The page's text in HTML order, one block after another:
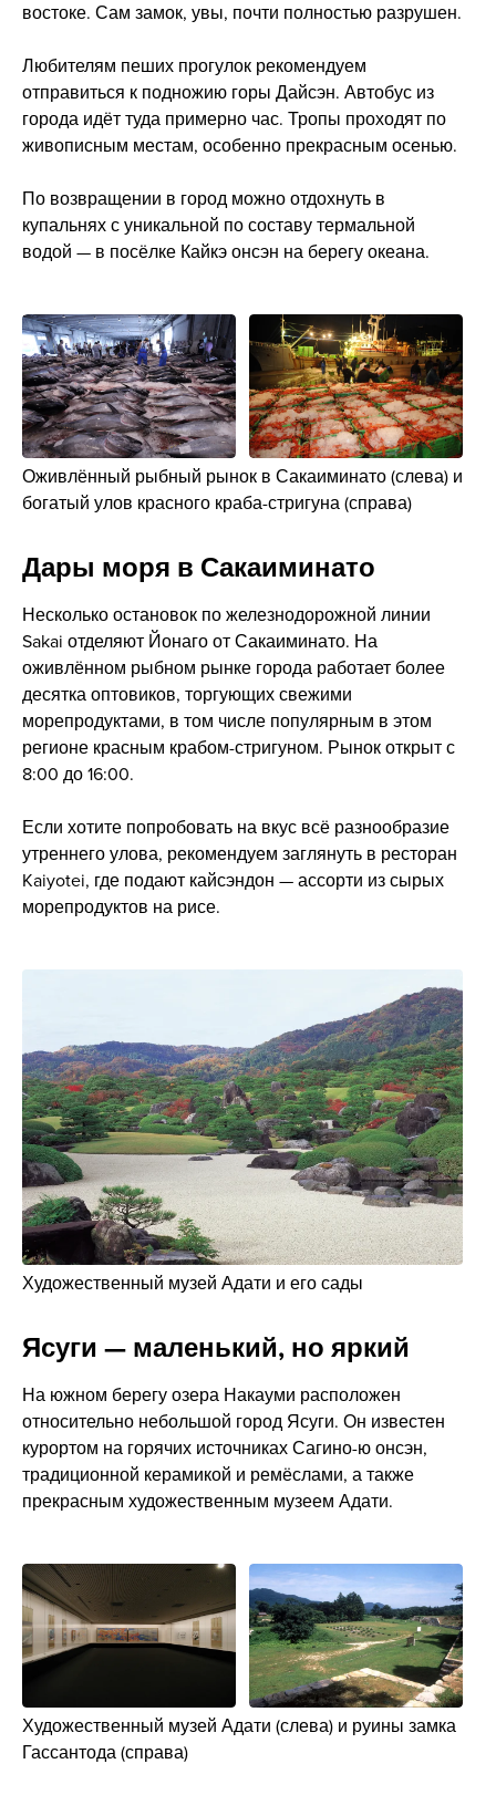
востоке. Сам замок, увы, почти полностью разрушен.
Любителям пеших прогулок рекомендуем
отправиться к подножию горы Дайсэн. Автобус из
города идёт туда примерно час. Тропы проходят по
живописным местам, особенно прекрасным осенью.
По возвращении в город можно отдохнуть в
купальнях с уникальной по составу термальной
водой — в посёлке Кайкэ онсэн на берегу океана.
Оживлённый рыбный рынок в Сакаиминато (слева) и
богатый улов красного краба-стригуна (справа)
Дары моря в Сакаиминато
Несколько остановок по железнодорожной линии
Sakai отделяют Йонаго от Сакаиминато. На
оживлённом рыбном рынке города работает более
десятка оптовиков, торгующих свежими
морепродуктами, в том числе популярным в этом
регионе красным крабом-стригуном. Рынок открыт с
8:00 до 16:00.
Если хотите попробовать на вкус всё разнообразие
утреннего улова, рекомендуем заглянуть в ресторан
Kaiyotei, где подают кайсэндон — ассорти из сырых
морепродуктов на рисе.
Художественный музей Адати и его сады
Ясуги — маленький, но яркий
На южном берегу озера Накауми расположен
относительно небольшой город Ясуги. Он известен
курортом на горячих источниках Сагино-ю онсэн,
традиционной керамикой и ремёслами, а также
прекрасным художественным музеем Адати.
Художественный музей Адати (слева) и руины замка
Гассантода (справа)